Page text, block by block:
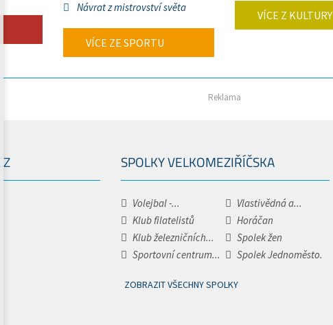
Návrat z mistrovství světa
VÍCE ZE SPORTU
VÍCE Z KULTURY
Reklama
SPOLKY VELKOMEZIŘÍČSKA
Volejbal -...
Vlastivědná a...
Klub filatelistů
Horáčan
Klub železničních...
Spolek žen
Sportovní centrum...
Spolek Jednoměsto.
ZOBRAZIT VŠECHNY SPOLKY